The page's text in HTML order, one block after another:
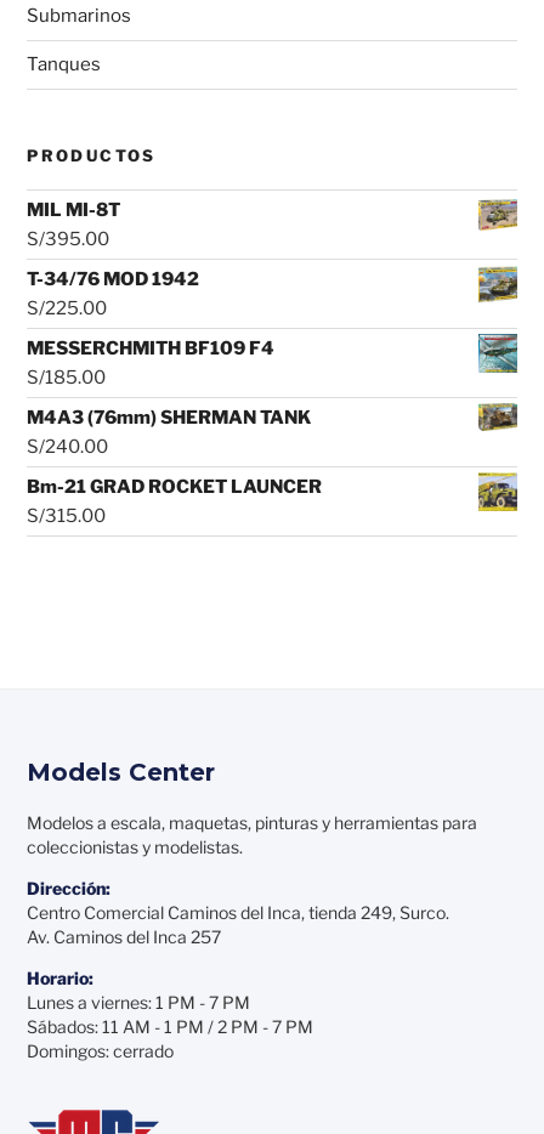
Submarinos
Tanques
PRODUCTOS
MIL MI-8T
S/395.00
T-34/76 MOD 1942
S/225.00
MESSERCHMITH BF109 F4
S/185.00
M4A3 (76mm) SHERMAN TANK
S/240.00
Bm-21 GRAD ROCKET LAUNCER
S/315.00
Models Center
Modelos a escala, maquetas, pinturas y herramientas para
coleccionistas y modelistas.
Dirección:
Centro Comercial Caminos del Inca, tienda 249, Surco.
Av. Caminos del Inca 257
Horario:
Lunes a viernes: 1 PM - 7 PM
Sábados: 11 AM - 1 PM / 2 PM - 7 PM
Domingos: cerrado